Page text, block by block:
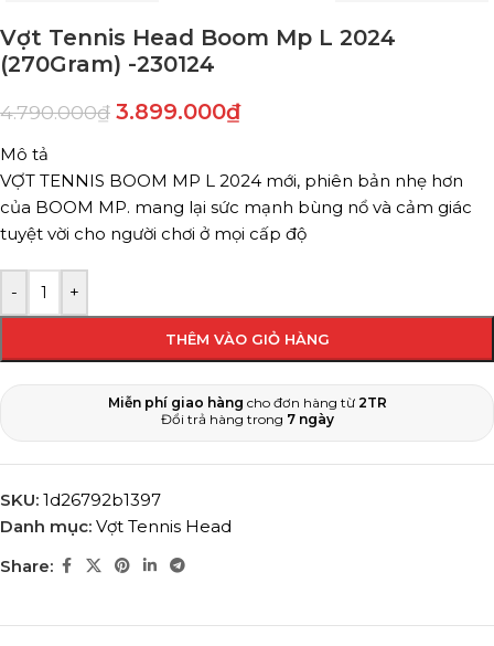
Vợt Tennis Head Boom Mp L 2024
(270Gram) -230124
4.790.000₫ 3.899.000₫
Mô tả
VỢT TENNIS BOOM MP L 2024 mới, phiên bản nhẹ hơn
của BOOM MP. mang lại sức mạnh bùng nổ và cảm giác
tuyệt vời cho người chơi ở mọi cấp độ
- +
THÊM VÀO GIỎ HÀNG
Miễn phí giao hàng cho đơn hàng từ 2TR
Đổi trả hàng trong 7 ngày
SKU: 1d26792b1397
Danh mục: Vợt Tennis Head
Share: